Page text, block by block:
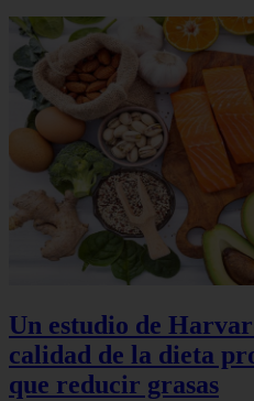
Un estudio de
calidad de la dieta
que reducir grasas